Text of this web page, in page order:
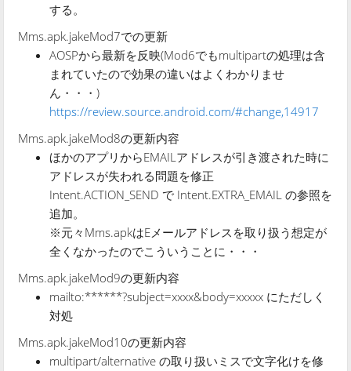
する。
Mms.apk.jakeMod7での更新
AOSPから最新を反映(Mod6でもmultipartの処理は含
まれていたので効果の違いはよくわかりませ
ん・・・)
https://review.source.android.com/#change,14917
Mms.apk.jakeMod8の更新内容
ほかのアプリからEMAILアドレスが引き渡された時に
アドレスが失われる問題を修正
Intent.ACTION_SEND で Intent.EXTRA_EMAIL の参照を
追加。
※元々Mms.apkはEメールアドレスを取り扱う想定が
全くなかったのでこういうことに・・・
Mms.apk.jakeMod9の更新内容
mailto:******?subject=xxxx&body=xxxxx にただしく
対処
Mms.apk.jakeMod10の更新内容
multipart/alternative の取り扱いミスで文字化けを修